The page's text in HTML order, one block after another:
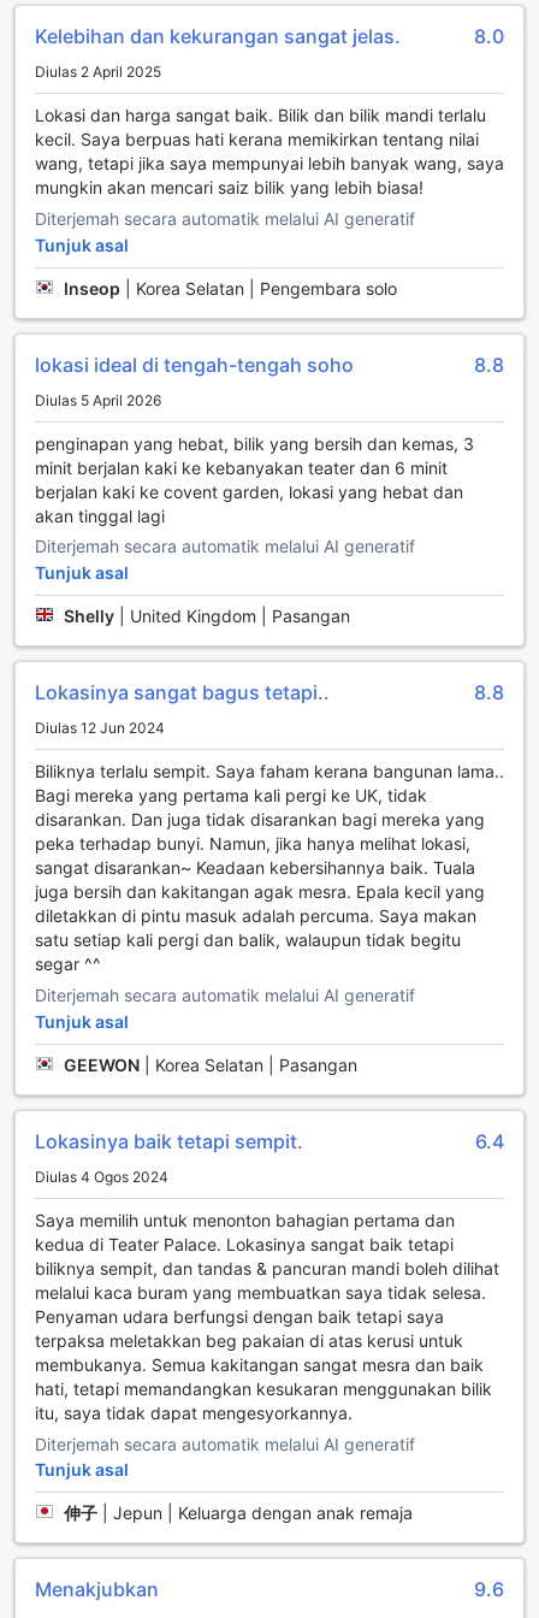
Selain itu, hotel ini juga menyediakan ruang lounge
bersama yang dilengkapi dengan televisyen. Ruang ini
adalah tempat ideal untuk menonton acara sukan atau
filem terkini bersama rakan-rakan atau tetamu lain. Dengan
suasana yang nyaman dan mesra, anda boleh bersantai
sambil menikmati tayangan yang menghiburkan. The Z
Hotel Soho memastikan setiap tetamu dapat menikmati
hiburan yang berkualiti dalam suasana yang selesa dan
menyenangkan.
Kemudahan Praktikal di The Z Hotel Soho
The Z Hotel Soho menawarkan pelbagai kemudahan
praktikal yang direka untuk memastikan penginapan anda
selesa dan tanpa tekanan. Dengan perkhidmatan bilik yang
keselesaan bilik anda sendiri, menjadikannya pilihan ideal
untuk mereka yang ingin berehat selepas hari yang
panjang. Tambahan pula, perkhidmatan concierge sedia
membantu anda merancang aktiviti harian, memberikan
maklumat berguna dan cadangan tempat menarik di
sekitar Soho, menjadikan pengalaman penginapan anda
lebih bermakna.
Wi-Fi percuma di semua bilik dan kawasan awam
memastikan anda sentiasa terhubung dengan dunia luar.
Anda tidak perlu risau tentang sambungan internet semasa
bercuti. Selain itu, proses daftar masuk dan daftar keluar
pengembaraan atau pulang ke rumah tanpa kelewatan.
Kemudahan penyimpanan bagasi juga disediakan,
membolehkan anda menjelajah kawasan sekitar tanpa
beban. Dengan perkhidmatan pengemasan harian, anda
boleh menikmati suasana bilik yang sentiasa bersih dan
teratur, menjadikan The Z Hotel Soho pilihan yang tepat
untuk penginapan yang praktikal dan selesa.
Kemudahan Pengangkutan di The Z Hotel Soho
The Z Hotel Soho menawarkan kemudahan pengangkutan
yang sangat baik untuk memastikan pengalaman
penginapan yang selesa dan tanpa tekanan. Salah satu
kemudahan utama yang disediakan adalah perkhidmatan
teksi yang mudah diakses. Dengan lokasi hotel yang
strategik di tengah-tengah Soho, para tetamu boleh
perjalanan ke destinasi lain di London menjadi lebih lancar
dan cepat.
Perkhidmatan teksi ini bukan sahaja memberikan
kemudahan, tetapi juga memberikan ketenangan fikiran
kepada para tetamu. Anda tidak perlu risau tentang
mencari pengangkutan awam atau berjalan jauh, kerana
pemandu teksi yang berpengalaman sedia menunggu
untuk membawa anda ke mana sahaja anda perlukan.
Sama ada untuk menjelajahi tarikan terkenal di bandar atau
menghadiri mesyuarat penting, The Z Hotel Soho
memastikan bahawa anda sentiasa berada di jalan yang
betul.
Kemudahan Bilik di The Z Hotel Soho
Di The Z Hotel Soho, setiap bilik direka dengan teliti untuk
memberikan keselesaan dan kemudahan kepada para
tetamu. Dengan sistem penyaman udara yang canggih,
anda dapat menikmati suasana sejuk dan menyegarkan
juga dilengkapi dengan televisyen yang menawarkan
Kelebihan dan kekurangan sangat jelas. 8.0
Diulas 2 April 2025
Lokasi dan harga sangat baik. Bilik dan bilik mandi terlalu
kecil. Saya berpuas hati kerana memikirkan tentang nilai
wang, tetapi jika saya mempunyai lebih banyak wang, saya
mungkin akan mencari saiz bilik yang lebih biasa!
Diterjemah secara automatik melalui AI generatif
Tunjuk asal
Inseop Korea Selatan | Pengembara solo
lokasi ideal di tengah-tengah soho 8.8
Diulas 5 April 2026
penginapan yang hebat, bilik yang bersih dan kemas, 3
minit berjalan kaki ke kebanyakan teater dan 6 minit
berjalan kaki ke covent garden, lokasi yang hebat dan
akan tinggal lagi
Diterjemah secara automatik melalui AI generatif
Tunjuk asal
Shelly United Kingdom | Pasangan
Lokasinya sangat bagus tetapi.. 8.8
Diulas 12 Jun 2024
Biliknya terlalu sempit. Saya faham kerana bangunan lama..
Bagi mereka yang pertama kali pergi ke UK, tidak
disarankan. Dan juga tidak disarankan bagi mereka yang
peka terhadap bunyi. Namun, jika hanya melihat lokasi,
sangat disarankan~ Keadaan kebersihannya baik. Tuala
juga bersih dan kakitangan agak mesra. Epala kecil yang
diletakkan di pintu masuk adalah percuma. Saya makan
satu setiap kali pergi dan balik, walaupun tidak begitu
segar ^^
Diterjemah secara automatik melalui AI generatif
Tunjuk asal
GEEWON Korea Selatan | Pasangan
Lokasinya baik tetapi sempit. 6.4
Diulas 4 Ogos 2024
Saya memilih untuk menonton bahagian pertama dan
kedua di Teater Palace. Lokasinya sangat baik tetapi
biliknya sempit, dan tandas & pancuran mandi boleh dilihat
melalui kaca buram yang membuatkan saya tidak selesa.
Penyaman udara berfungsi dengan baik tetapi saya
terpaksa meletakkan beg pakaian di atas kerusi untuk
membukanya. Semua kakitangan sangat mesra dan baik
hati, tetapi memandangkan kesukaran menggunakan bilik
itu, saya tidak dapat mengesyorkannya.
Diterjemah secara automatik melalui AI generatif
Tunjuk asal
伸子 Jepun | Keluarga dengan anak remaja
Menakjubkan 9.6